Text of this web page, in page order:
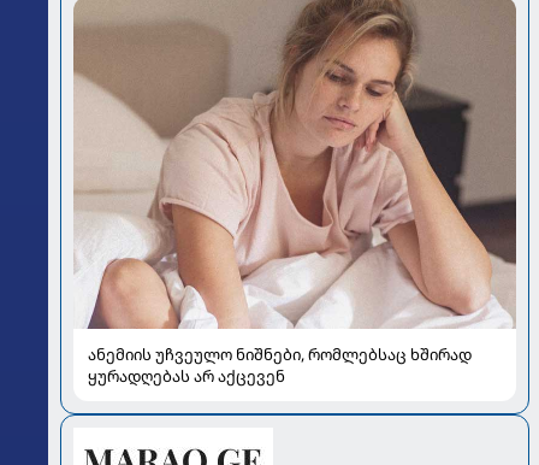
ანემიის უჩვეულო ნიშნები, რომლებსაც ხშირად
ყურადღებას არ აქცევენ